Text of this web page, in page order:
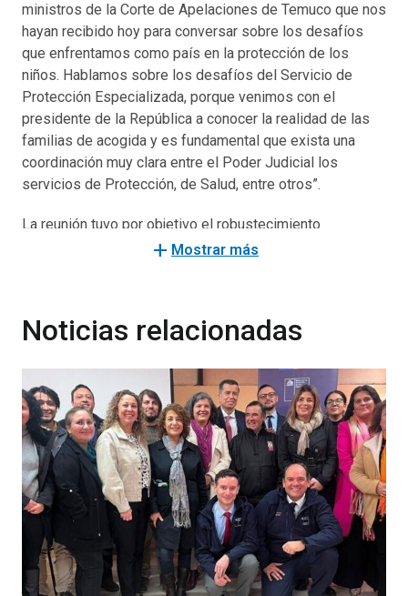
ministros de la Corte de Apelaciones de Temuco que nos
hayan recibido hoy para conversar sobre los desafíos
que enfrentamos como país en la protección de los
niños. Hablamos sobre los desafíos del Servicio de
Protección Especializada, porque venimos con el
presidente de la República a conocer la realidad de las
familias de acogida y es fundamental que exista una
coordinación muy clara entre el Poder Judicial los
servicios de Protección, de Salud, entre otros”.
La reunión tuvo por objetivo el robustecimiento
interinstitucional, con enfoque en la efectivización de los
add Mostrar más
Noticias relacionadas